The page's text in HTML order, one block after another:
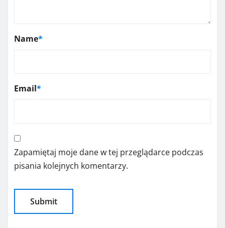
Name*
Email*
Zapamiętaj moje dane w tej przeglądarce podczas
pisania kolejnych komentarzy.